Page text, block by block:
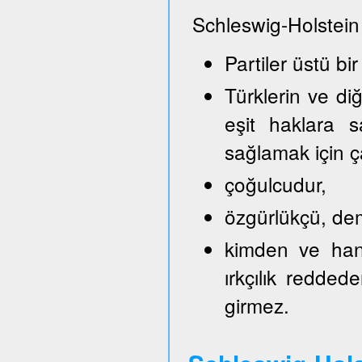
Schleswig-
Partiler üstü
Türklerin ve
eşit haklara
sağlamak için
çoğulcudur,
özgürlükçü,
kimden ve
ırkçılık
girmez.